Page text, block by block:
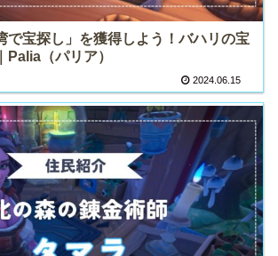
で宝探し」を獲得しよう！バハリの宝
Palia（パリア）
2024.06.15